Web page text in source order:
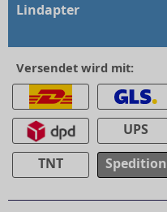
Lindapter
Versendet wird mit:
UPS
TNT
Spedition